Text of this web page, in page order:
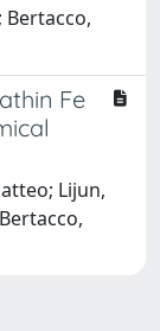
Fe
Lijun,